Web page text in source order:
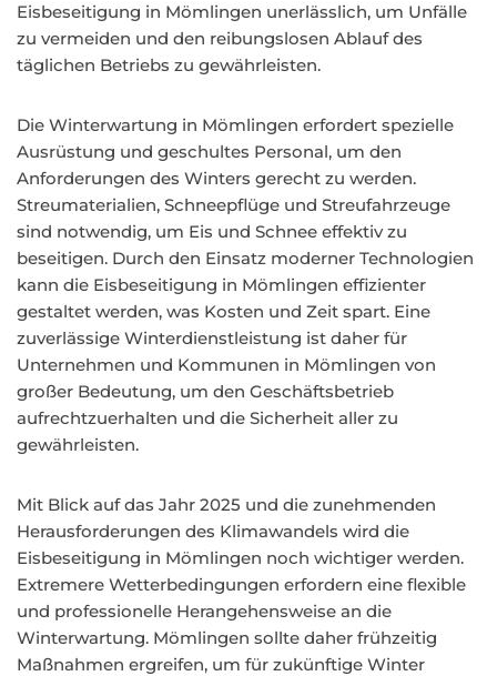
Eisbeseitigung in Mömlingen unerlässlich, um Unfälle
zu vermeiden und den reibungslosen Ablauf des
täglichen Betriebs zu gewährleisten.
Die Winterwartung in Mömlingen erfordert spezielle
Ausrüstung und geschultes Personal, um den
Anforderungen des Winters gerecht zu werden.
Streumaterialien, Schneepflüge und Streufahrzeuge
sind notwendig, um Eis und Schnee effektiv zu
beseitigen. Durch den Einsatz moderner Technologien
kann die Eisbeseitigung in Mömlingen effizienter
gestaltet werden, was Kosten und Zeit spart. Eine
zuverlässige Winterdienstleistung ist daher für
Unternehmen und Kommunen in Mömlingen von
großer Bedeutung, um den Geschäftsbetrieb
aufrechtzuerhalten und die Sicherheit aller zu
gewährleisten.
Mit Blick auf das Jahr 2025 und die zunehmenden
Herausforderungen des Klimawandels wird die
Eisbeseitigung in Mömlingen noch wichtiger werden.
Extremere Wetterbedingungen erfordern eine flexible
und professionelle Herangehensweise an die
Winterwartung. Mömlingen sollte daher frühzeitig
Maßnahmen ergreifen, um für zukünftige Winter